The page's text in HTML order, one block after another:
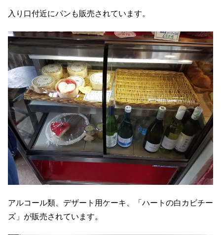
入り口付近にパンも販売されています。
アルコール類、デザート用ケーキ、「ハートの白カビチー
ズ」が販売されています。